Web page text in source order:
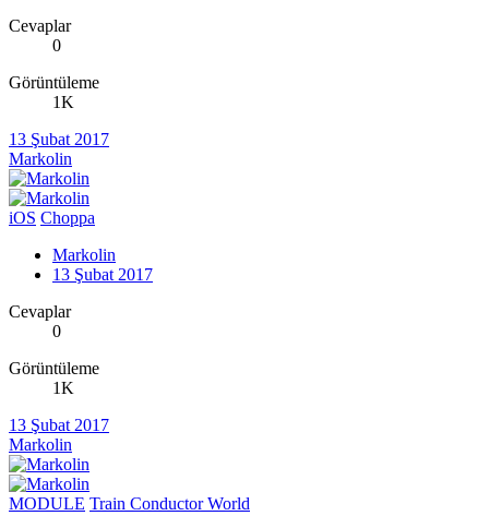
Cevaplar
0
Görüntüleme
1K
13 Şubat 2017
Markolin
iOS Choppa
Markolin
13 Şubat 2017
Cevaplar
0
Görüntüleme
1K
13 Şubat 2017
Markolin
MODULE Train Conductor World